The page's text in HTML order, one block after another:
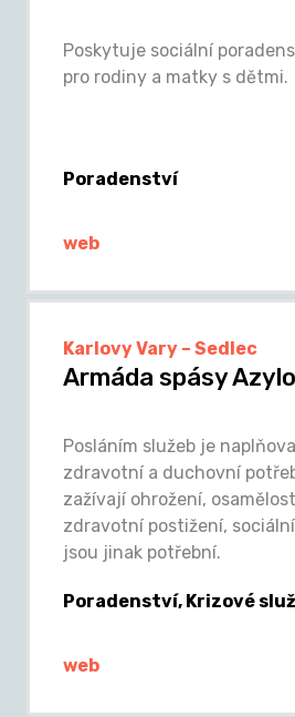
Poskytuje sociální
pro rodiny a matky s dětmi.
Poradenství
web
Karlovy Vary – Sedlec
Armáda spásy
Posláním služeb je
zdravotní a duchovní
zažívají ohrožení,
zdravotní postižení,
jsou jinak potřební.
Poradenství, Krizové
web